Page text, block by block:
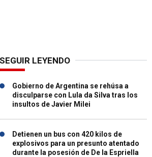
SEGUIR LEYENDO
Gobierno de Argentina se rehúsa a
disculparse con Lula da Silva tras los
insultos de Javier Milei
Detienen un bus con 420 kilos de
explosivos para un presunto atentado
durante la posesión de De la Espriella